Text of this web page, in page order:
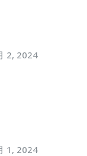
2, 2024
1, 2024